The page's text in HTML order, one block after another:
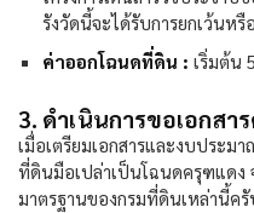
รังวัดนี้จะได้รับการยกเว้นหรื
ค่าออกโฉนดที่ดิน : เริ่มต้น
3. ดำเนินการขอเอกส
เมื่อเตรียมเอกสารและงบประม
ที่ดินมือเปล่าเป็นโฉนดครุฑแดง
มาตรฐานของกรมที่ดินเหล่านี้ครั